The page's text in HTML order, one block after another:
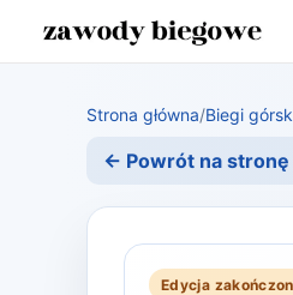
Strona główna/Biegi
← Powrót na stronę
Edycja